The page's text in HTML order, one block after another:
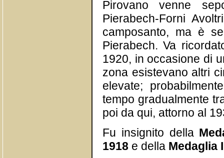
Pirovano venne
Pierabech-Forni
camposanto, ma è
Pierabech. Va
1920, in occasione di
zona esistevano altri
elevate;
tempo gradualmente
poi da qui, attorno al
Fu insignito della
1918 e della Medaglia